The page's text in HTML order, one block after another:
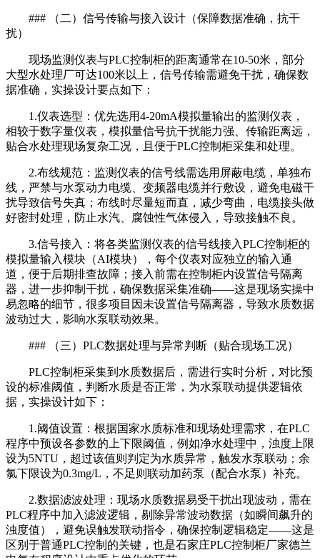
### （二）信号传输与接入设计（保障数据准确，抗干
扰）
现场监测仪表与PLC控制柜的距离通常在10-50米，部分
大型水处理厂可达100米以上，信号传输需避免干扰，确保数
据准确，实操设计要点如下：
1.仪表选型：优先选用4-20mA模拟量输出的监测仪表，
相较于数字量仪表，模拟量信号抗干扰能力强、传输距离远，
贴合水处理现场复杂工况，且便于PLC控制柜采集和处理。
2.布线规范：监测仪表的信号线需选用屏蔽电缆，单独布
线，严禁与水泵动力电缆、变频器电缆并行敷设，避免电磁干
扰导致信号失真；布线时尽量短而直，减少弯曲，电缆接头做
好密封处理，防止水汽、腐蚀性气体侵入，导致接触不良。
3.信号接入：将各类监测仪表的信号线接入PLC控制柜的
模拟量输入模块（AI模块），每个仪表对应独立的输入通
道，便于后期排查故障；接入前需在控制柜内设置信号隔离
器，进一步抑制干扰，确保数据采集准确——这是现场实操中
易忽略的细节，很多项目因未设置信号隔离器，导致水质数据
波动过大，影响水泵联动效果。
### （三）PLC数据处理与异常判断（贴合现场工况）
PLC控制柜采集到水质数据后，需进行实时分析，对比预
设的标准阈值，判断水质是否正常，为水泵联动提供逻辑依
据，实操设计如下：
1.阈值设置：根据国家水质标准和现场处理需求，在PLC
程序中预设各参数的上下限阈值，例如净水处理中，浊度上限
设为5NTU，超过该值则判定为水质异常，触发水泵联动；余
氯下限设为0.3mg/L，不足则联动加药泵（配合水泵）补充。
2.数据滤波处理：现场水质数据易受干扰出现波动，需在
PLC程序中加入滤波逻辑，剔除异常波动数据（如瞬间飙升的
浊度值），避免误触发联动指令，确保控制逻辑稳定——这是
区别于普通PLC控制的关键，也是石家庄PLC控制柜厂家德兰